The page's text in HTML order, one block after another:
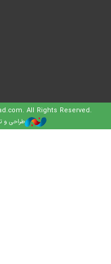
All Rights Reserved.
طراحی و